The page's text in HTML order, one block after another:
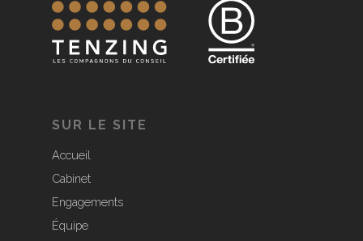
SUR LE SITE
Accueil
Cabinet
Engagements
Équipe